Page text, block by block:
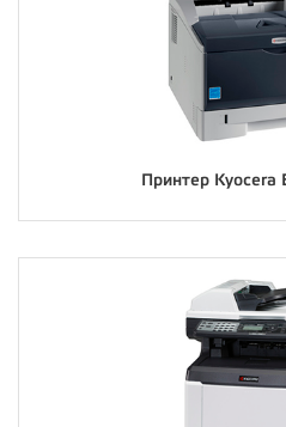
Принтер Kyocera